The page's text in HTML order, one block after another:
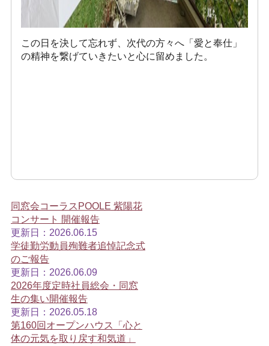
この日を決して忘れず、次代の方々へ「愛と奉仕」
の精神を繋げていきたいと心に留めました。
同窓会コーラスPOOLE 紫陽花
コンサート 開催報告
更新日：2026.06.15
学徒勤労動員殉難者追悼記念式
のご報告
更新日：2026.06.09
2026年度定時社員総会・同窓
生の集い開催報告
更新日：2026.05.18
第160回オープンハウス「心と
体の元気を取り戻す和気道」